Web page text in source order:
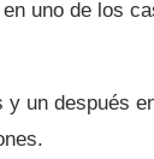
uno de los
un después